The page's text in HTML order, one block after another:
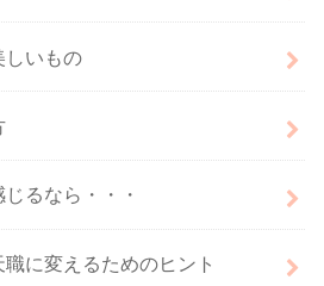
しいもの
るなら・・・
に変えるためのヒント